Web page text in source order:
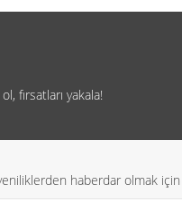
fırsatları yakala!
haberdar olmak